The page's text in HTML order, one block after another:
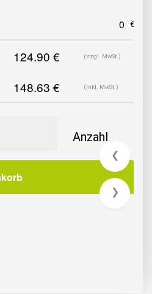
(zzgl. MwSt.)
(inkl. MwSt.)
❮
❯